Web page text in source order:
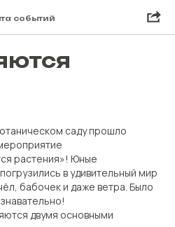
событий
саду прошло
растения»! Юные
в удивительный мир
бабочек и даже ветра. Было
двумя основными